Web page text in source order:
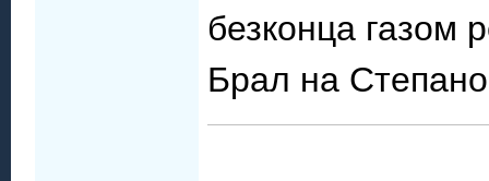
безконца газом
Брал на